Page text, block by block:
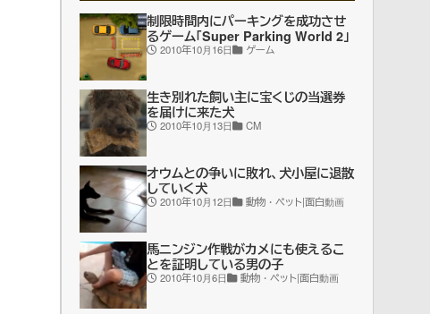
制限時間内にパーキングを成功させ
るゲーム「Super Parking World 2」
2010年10月16日 ゲーム
生き別れた飼い主に宝くじの当選券
を届けに来た犬
2010年10月13日 CM
オウムとの争いに敗れ、犬小屋に退散
していく犬
2010年10月12日 動物・ペット|面白動画
馬ニンジン作戦がカメにも使えるこ
とを証明している男の子
2010年10月6日 動物・ペット|面白動画